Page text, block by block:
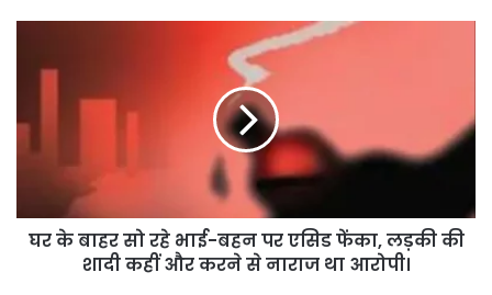
बिल।
बाहर
रहे
एसिड
फेंका,
घर के बाहर सो रहे भाई-बहन पर एसिड फेंका, लड़की की
शादी कहीं और करने से नाराज था आरोपी।